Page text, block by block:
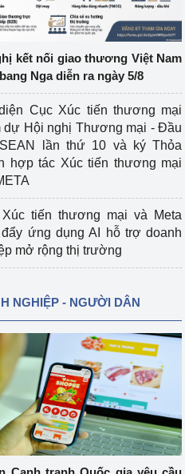
kết nối giao thương Việt Nam
Nga diễn ra ngày 5/8
Cục Xúc tiến thương mại
dự Hội nghị Thương mại - Đầu
lần thứ 10 và ký Thỏa
hợp tác Xúc tiến thương mại
tiến thương mại và Meta
ứng dụng AI hỗ trợ doanh
mở rộng thị trường
NGHIỆP - NGƯỜI DÂN